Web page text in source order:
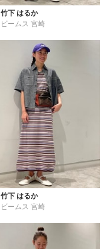
竹下 はるか
ビームス 宮崎
竹下 はるか
ビームス 宮崎